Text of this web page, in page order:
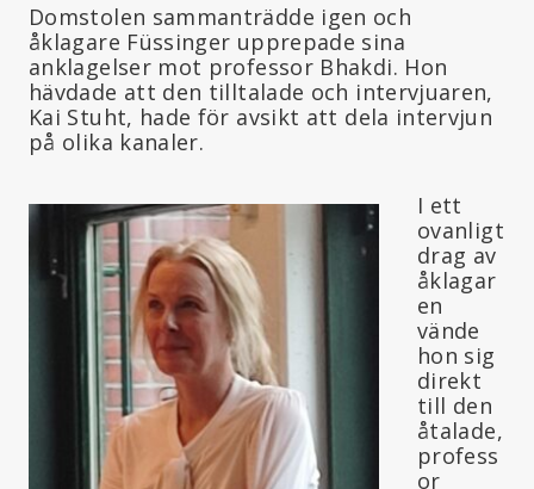
Domstolen sammanträdde igen och
åklagare Füssinger upprepade sina
anklagelser mot professor Bhakdi. Hon
hävdade att den tilltalade och intervjuaren,
Kai Stuht, hade för avsikt att dela intervjun
på olika kanaler.
I ett
ovanligt
drag av
åklagar
en
vände
hon sig
direkt
till den
åtalade,
profess
or